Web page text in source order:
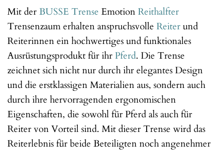
Mit derBUSSE Trense EmotionReithalfter
Trensenzaum erhalten anspruchsvolle Reiterund
Reiterinnen ein hochwertiges und funktionales
Ausrüstungsprodukt für ihrPferd. Die Trense
zeichnet sich nicht nur durch ihr elegantes Design
und die erstklassigen Materialien aus, sondern auch
durch ihre hervorragenden ergonomischen
Eigenschaften, die sowohl für Pferd als auch für
Reiter von Vorteil sind. Mit dieser Trense wird das
Reiterlebnis für beide Beteiligten noch angenehmer